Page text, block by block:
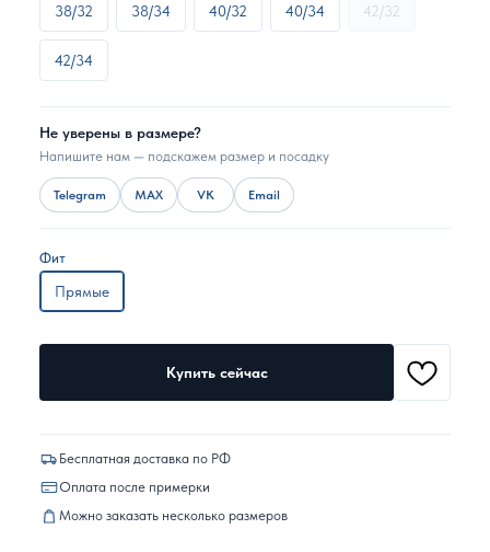
38/32 38/34 40/32 40/34 42/32
42/34
Не уверены в размере?
Напишите нам — подскажем размер и посадку
Telegram MAX VK Email
Фит
Прямые
Купить сейчас
Бесплатная доставка по РФ
Оплата после примерки
Можно заказать несколько размеров